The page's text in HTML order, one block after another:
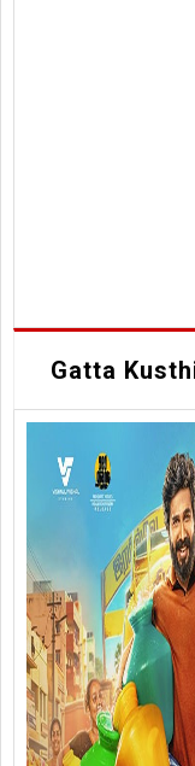
Gatta